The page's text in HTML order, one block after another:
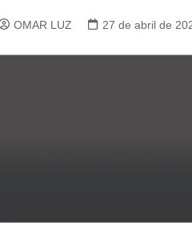
OMAR LUZ 27 de abril de